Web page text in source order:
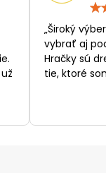
„Široký
vybrať aj
Hračky sú
tie, ktoré